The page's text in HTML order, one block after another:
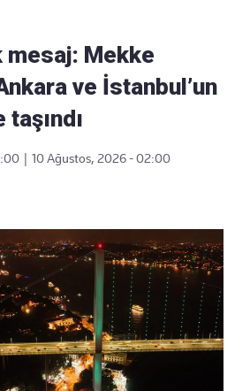
mesaj: Mekke
ve İstanbul’un
10 Ağustos, 2026 - 02:00